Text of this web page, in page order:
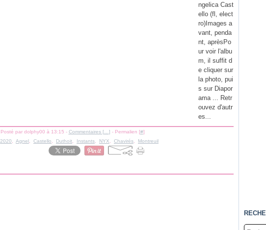
ngelica Cast
ello (fl, elect
ro)Images a
vant, penda
nt, aprèsPo
ur voir l'albu
m, il suffit d
e cliquer sur
la photo, pui
s sur Diapor
ama ... Retr
ouvez d'autr
es...
Posté par dolphy00 à 13:15 - Commentaires [… ] - Permalien [#]
2020 Agnel Castello Duthoit Instants NYX Chavirés Montreuil